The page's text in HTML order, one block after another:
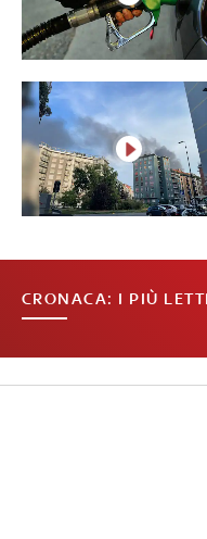
CRONACA: I PIÙ LETTI